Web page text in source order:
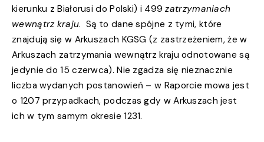
kierunku z Białorusi do Polski) i 499zatrzymaniach
wewnątrz kraju. Są to dane spójne z tymi, które
znajdują się w Arkuszach KGSG (z zastrzeżeniem, że w
Arkuszach zatrzymania wewnątrz kraju odnotowane są
jedynie do 15 czerwca). Nie zgadza się nieznacznie
liczba wydanych postanowień – w Raporcie mowa jest
o 1207 przypadkach, podczas gdy w Arkuszach jest
ich w tym samym okresie 1231.